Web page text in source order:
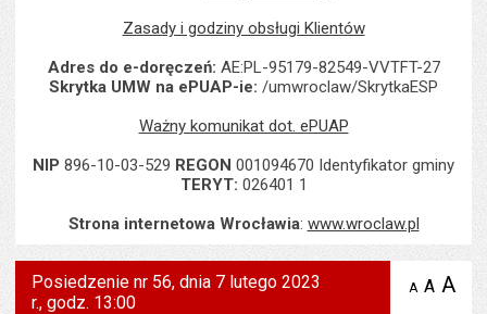
Zasady i godziny obsługi Klientów
Adres do e-doręczeń: AE:PL-95179-82549-VVTFT-27
Skrytka UMW na ePUAP-ie: /umwroclaw/SkrytkaESP
Ważny komunikat dot. ePUAP
NIP 896-10-03-529 REGON 001094670 Identyfikator gminy
TERYT: 026401 1
Strona internetowa Wrocławia: www.wroclaw.pl
Posiedzenie nr 56, dnia 7 lutego 2023
r., godz. 13:00
A zmniejsz
A A